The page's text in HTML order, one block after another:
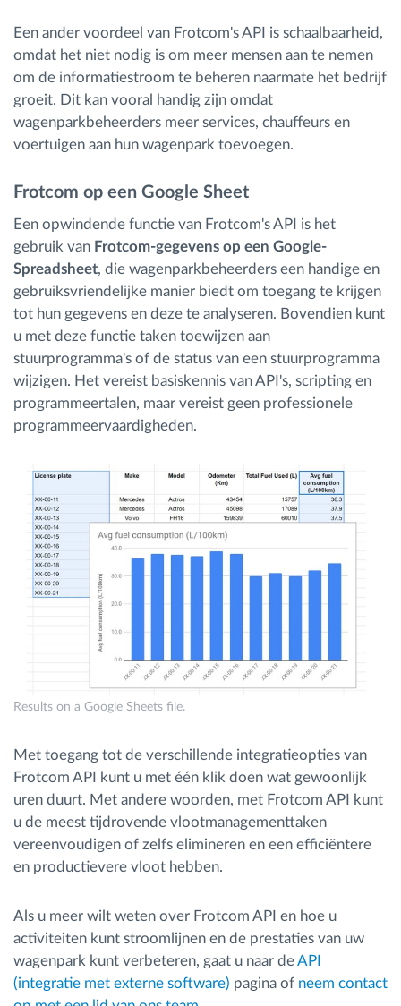
Een ander voordeel van Frotcom's API is schaalbaarheid,
omdat het niet nodig is om meer mensen aan te nemen
om de informatiestroom te beheren naarmate het bedrijf
groeit. Dit kan vooral handig zijn omdat
wagenparkbeheerders meer services, chauffeurs en
voertuigen aan hun wagenpark toevoegen.
Frotcom op een Google Sheet
Een opwindende functie van Frotcom's API is het
gebruik van Frotcom-gegevens op een Google-
Spreadsheet, die wagenparkbeheerders een handige en
gebruiksvriendelijke manier biedt om toegang te krijgen
tot hun gegevens en deze te analyseren. Bovendien kunt
u met deze functie taken toewijzen aan
stuurprogramma's of de status van een stuurprogramma
wijzigen. Het vereist basiskennis van API's, scripting en
programmeertalen, maar vereist geen professionele
programmeervaardigheden.
Results on a Google Sheets file.
Met toegang tot de verschillende integratieopties van
Frotcom API kunt u met één klik doen wat gewoonlijk
uren duurt. Met andere woorden, met Frotcom API kunt
u de meest tijdrovende vlootmanagementtaken
vereenvoudigen of zelfs elimineren en een efficiëntere
en productievere vloot hebben.
Als u meer wilt weten over Frotcom API en hoe u
activiteiten kunt stroomlijnen en de prestaties van uw
wagenpark kunt verbeteren, gaat u naar deAPI
(integratie met externe software) pagina of neem contact